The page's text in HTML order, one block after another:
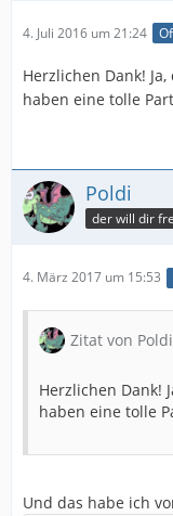
4. Juli 2016 um 21:24
Herzlichen Dank!
haben eine tolle
Poldi
der will dir
4. März 2017 um 15:53
Zitat von Poldi
Herzlichen Dank!
haben eine tolle
Und das habe ich